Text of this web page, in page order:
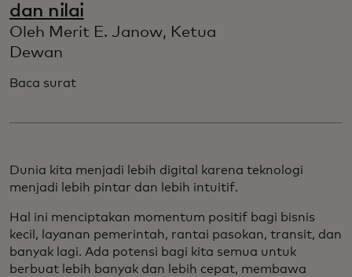
dan nilai
Oleh Merit E. Janow, Ketua
Dewan
Baca surat
Dunia kita menjadi lebih digital karena teknologi
menjadi lebih pintar dan lebih intuitif.
Hal ini menciptakan momentum positif bagi bisnis
kecil, layanan pemerintah, rantai pasokan, transit, dan
banyak lagi. Ada potensi bagi kita semua untuk
berbuat lebih banyak dan lebih cepat, membawa